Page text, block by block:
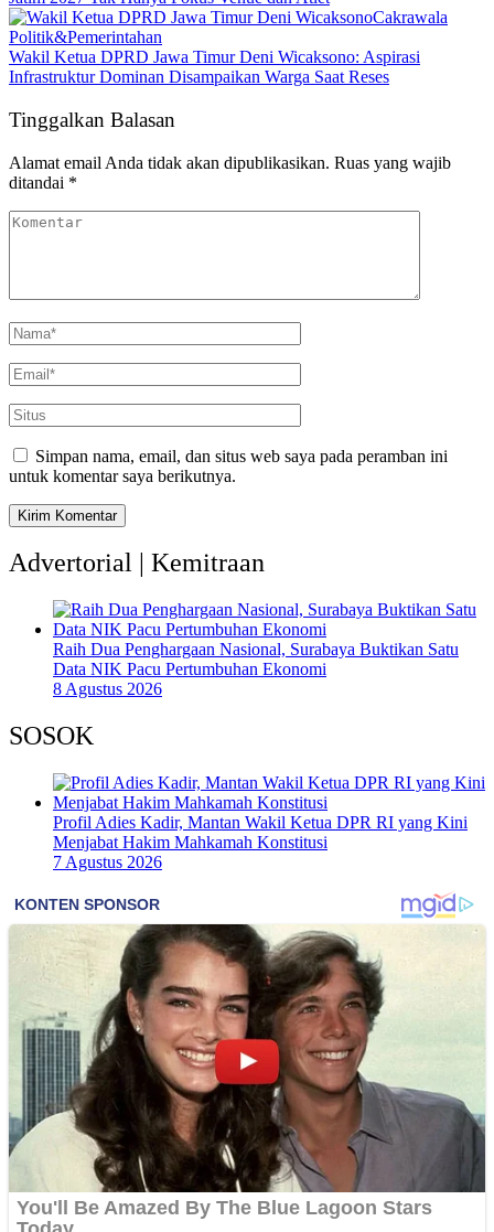
Cakrawala
Politik&Pemerintahan
Wakil Ketua DPRD Jawa Timur Deni Wicaksono: Aspirasi
Infrastruktur Dominan Disampaikan Warga Saat Reses
Tinggalkan Balasan
Alamat email Anda tidak akan dipublikasikan. Ruas yang wajib
ditandai *
Simpan nama, email, dan situs web saya pada peramban ini
untuk komentar saya berikutnya.
Advertorial | Kemitraan
Raih Dua Penghargaan Nasional, Surabaya Buktikan Satu
Data NIK Pacu Pertumbuhan Ekonomi
8 Agustus 2026
SOSOK
Profil Adies Kadir, Mantan Wakil Ketua DPR RI yang Kini
Menjabat Hakim Mahkamah Konstitusi
7 Agustus 2026